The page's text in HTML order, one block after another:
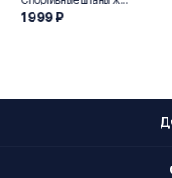
1 999 ₽